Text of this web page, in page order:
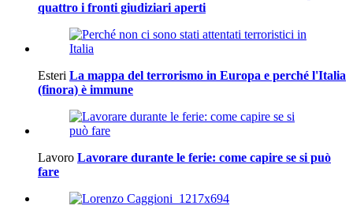
quattro i fronti giudiziari aperti
Esteri La mappa del terrorismo in Europa e perché l'Italia
(finora) è immune
Lavoro Lavorare durante le ferie: come capire se si può
fare